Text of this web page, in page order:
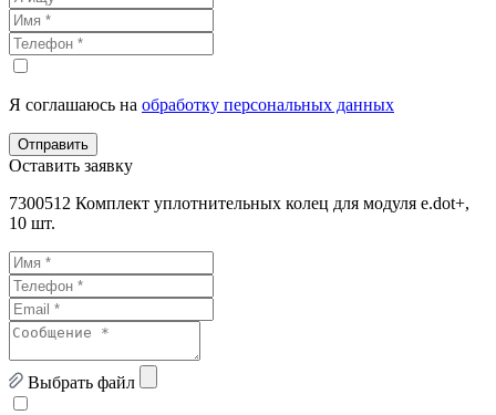
Я соглашаюсь на обработку персональных данных
Отправить
Оставить заявку
7300512 Комплект уплотнительных колец для модуля e.dot+,
10 шт.
Выбрать файл